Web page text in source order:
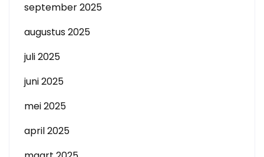
september 2025
augustus 2025
juli 2025
juni 2025
mei 2025
april 2025